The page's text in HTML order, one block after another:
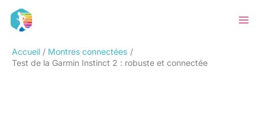
Accueil
Montres connectées
Test de la Garmin Instinct 2 : robuste et connectée
Rechercher